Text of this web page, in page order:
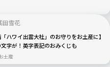
田雪花
ハワイ出雲大社」のお守りをお土産に】
字が！英字表記のおみくじも
土産